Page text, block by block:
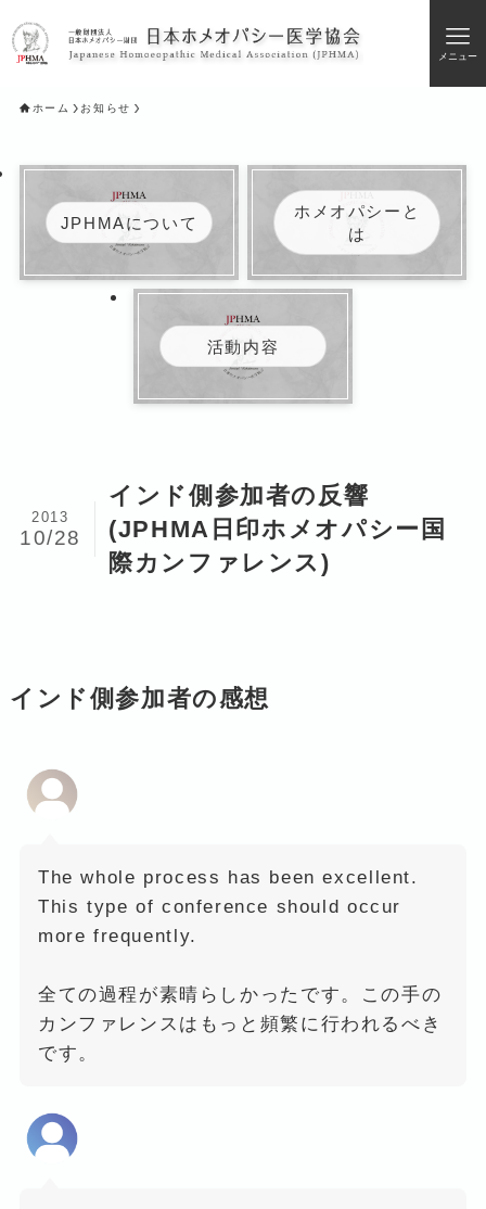
メニュー
ホーム お知らせ
JPHMAについて
ホメオパシーと
は
活動内容
インド側参加者の反響
(JPHMA日印ホメオパシー国
際カンファレンス)
2013
10/28
インド側参加者の感想
The whole process has been excellent.
This type of conference should occur
more frequently.
全ての過程が素晴らしかったです。この手の
カンファレンスはもっと頻繁に行われるべき
です。